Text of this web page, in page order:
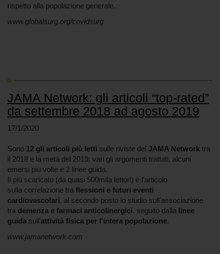
rispetto alla popolazione generale.
www.globalsurg.org/covidsurg
JAMA Network: gli articoli “top-rated”
da settembre 2018 ad agosto 2019
17/1/2020
Sono 12 gli articoli più letti sulle riviste del JAMA Network tra
il 2018 e la metà del 2019: vari gli argomenti trattati, alcuni
emersi più volte e 2 linee guida.
Il più scaricato (da quasi 500mila lettori) è l'articolo
sulla correlazione tra flessioni e futuri eventi
cardiovascolari, al secondo posto lo studio sull'associazione
tra demenza e farmaci anticolinergici, seguito dalla linee
guida sull'attività fisica per l'intera popolazione.
www.jamanetwork.com